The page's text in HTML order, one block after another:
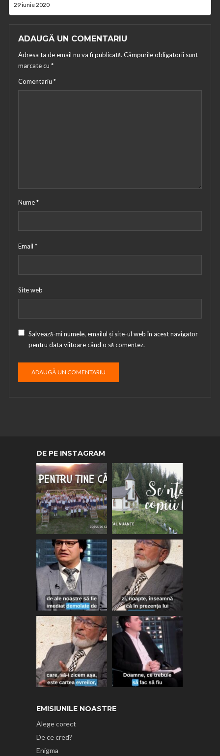
29 iunie 2020
ADAUGĂ UN COMENTARIU
Adresa ta de email nu va fi publicată. Câmpurile obligatorii sunt
marcate cu *
Comentariu *
Nume*
Email *
Site web
Salvează-mi numele, emailul și site-ul web în acest navigator
pentru data viitoare când o să comentez.
DE PE INSTAGRAM
EMISIUNILE NOASTRE
Alege corect
De ce cred?
Enigma